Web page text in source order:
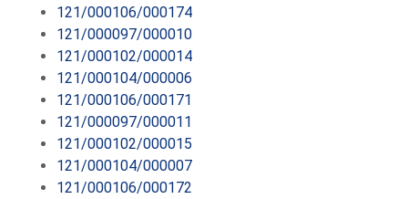
121/000106/000174
121/000097/000010
121/000102/000014
121/000104/000006
121/000106/000171
121/000097/000011
121/000102/000015
121/000104/000007
121/000106/000172